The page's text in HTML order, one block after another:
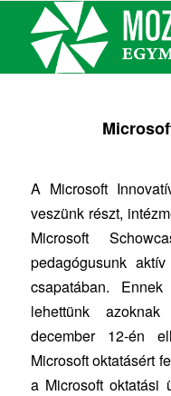
A Microsoft
veszünk részt,
Microsoft
pedagógusunk
csapatában.
lehettünk
december 12-én
Microsoft oktatásért
a Microsoft oktatási